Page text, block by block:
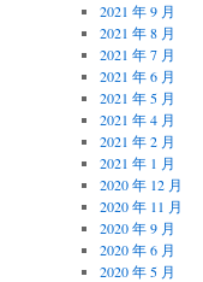
2021 年 9 月
2021 年 8 月
2021 年 7 月
2021 年 6 月
2021 年 5 月
2021 年 4 月
2021 年 2 月
2021 年 1 月
2020 年 12 月
2020 年 11 月
2020 年 9 月
2020 年 6 月
2020 年 5 月